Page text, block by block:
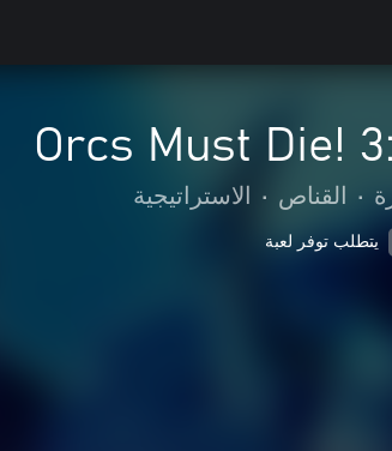
Orcs Must Die!
• القناص • الاستراتيجية
يتطلب توفر لعبة